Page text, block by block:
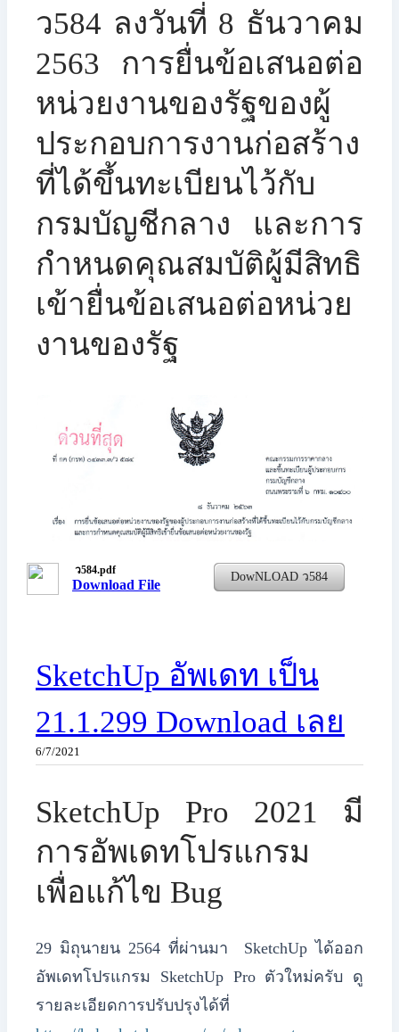
ว584 ลงวันที่ 8 ธันวาคม
2563 การยื่นข้อเสนอต่อ
หน่วยงานของรัฐของผู้
ประกอบการงานก่อสร้าง
ที่ได้ขึ้นทะเบียนไว้กับ
กรมบัญชีกลาง และการ
กำหนดคุณสมบัติผู้มีสิทธิ
เข้ายื่นข้อเสนอต่อหน่วย
งานของรัฐ
ว584.pdf
Download File
DowNLOAD ว584
SketchUp อัพเดท เป็น
21.1.299 Download เลย
6/7/2021
SketchUp Pro 2021 มี
การอัพเดทโปรแกรม
เพื่อแก้ไข Bug
29 มิถุนายน 2564 ที่ผ่านมา SketchUp ได้ออก
อัพเดทโปรแกรม SketchUp Pro ตัวใหม่ครับ ดู
รายละเอียดการปรับปรุงได้ที่ ​​